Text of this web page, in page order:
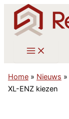
inhoud
Home» Nieuws »
XL-ENZ kiezen